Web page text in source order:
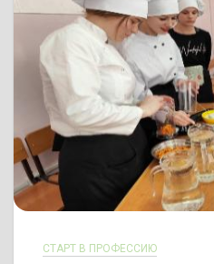
СТАРТ В ПРОФЕССИЮ